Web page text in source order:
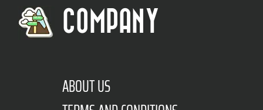
COMPANY
ABOUT US